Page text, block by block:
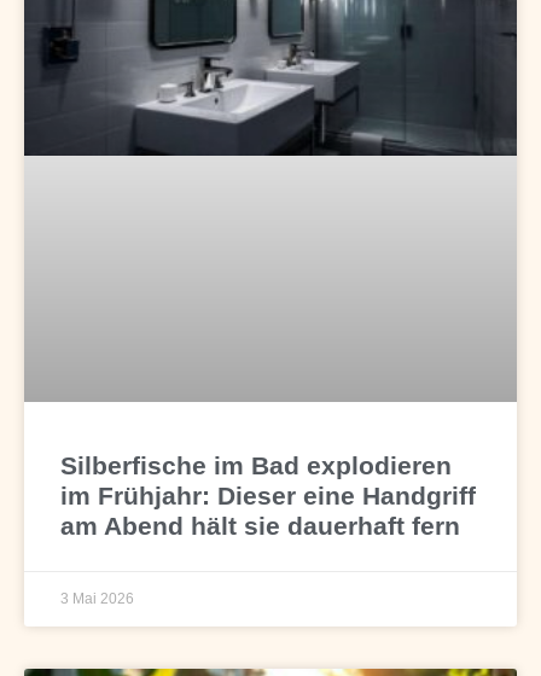
Silberfische im Bad explodieren
im Frühjahr: Dieser eine Handgriff
am Abend hält sie dauerhaft fern
3 Mai 2026